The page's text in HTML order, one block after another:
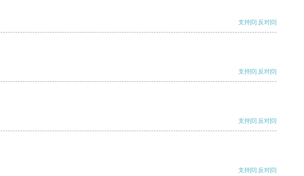
支持[0] 反对[0]
支持[0] 反对[0]
支持[0] 反对[0]
支持[0] 反对[0]